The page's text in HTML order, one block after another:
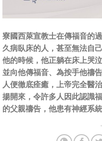
寮國西萊宣教士在傳福音的
久病臥床的人，甚至無法自
他的時候，他正躺在床上哭
並向他傳福音、為按手他禱
人便徹底痊癒，上帝完全醫
揚開來，令許多人因此認識
的父親禱告，他患有神經系